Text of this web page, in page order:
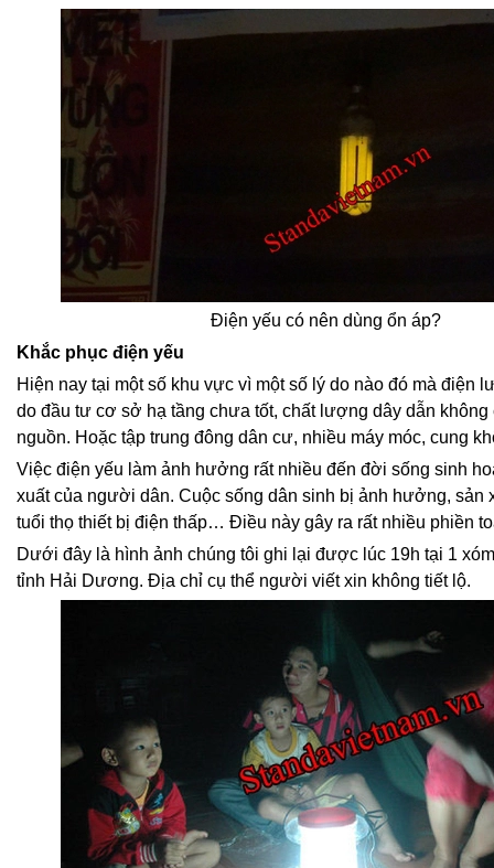
Điện yếu có nên dùng ổn áp?
Khắc phục điện yếu
Hiện nay tại một số khu vực vì một số lý do nào đó mà điện
do đầu tư cơ sở hạ tầng chưa tốt, chất lượng dây dẫn không
nguồn. Hoặc tập trung đông dân cư, nhiều máy móc, cung
Việc điện yếu làm ảnh hưởng rất nhiều đến đời sống sinh
xuất của người dân. Cuộc sống dân sinh bị ảnh hưởng, sản
tuổi thọ thiết bị điện thấp… Điều này gây ra rất nhiều phiền
Dưới đây là hình ảnh chúng tôi ghi lại được lúc 19h tại 1
tỉnh Hải Dương. Địa chỉ cụ thể người viết xin không tiết lộ.